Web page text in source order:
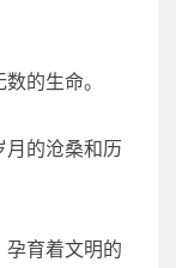
的生命。
月的沧桑和历
育着文明的